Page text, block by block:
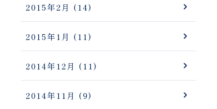
2015年2月 (14)
2015年1月 (11)
2014年12月 (11)
2014年11月 (9)